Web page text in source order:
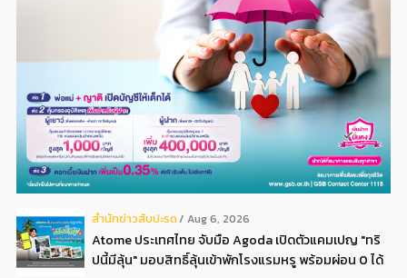
สํานักข่าวสับปะรด Aug 6, 2026
Atome ประเทศไทย จับมือ Agoda เปิดตัวแคมเปญ "ทริ
ปนี้มีลุ้น" มอบสิทธิ์ลุ้นเข้าพักโรงแรมหรู พร้อมผ่อน 0 ได้